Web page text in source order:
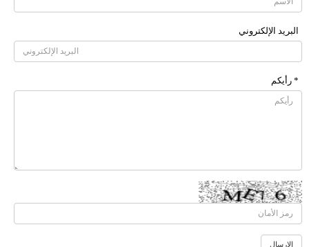
البرید الإلکتروني
* رأیکم